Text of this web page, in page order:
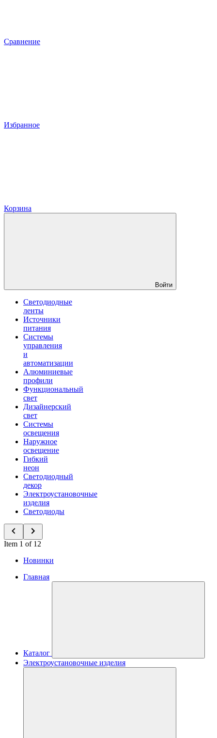
Сравнение
Избранное
Корзина
Войти
Светодиодные
ленты
Источники
питания
Системы
управления
и
автоматизации
Алюминиевые
профили
Функциональный
свет
Дизайнерский
свет
Системы
освещения
Наружное
освещение
Гибкий
неон
Светодиодный
декор
Электроустановочные
изделия
Светодиоды
Item 1 of 12
Новинки
Главная
Каталог
Электроустановочные изделия